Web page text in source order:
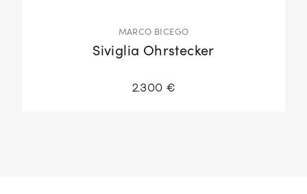
MARCO BICEGO
Siviglia Ohrstecker
2.300 €